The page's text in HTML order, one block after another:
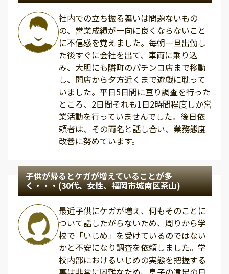
社内での立ち振る舞いは問題ないもの
の、営業成績が一向に良くならないこと
に不信感を覚えました。毎朝一旦出勤し
た後すぐに会社を出て、車両に乗り込
み、大胆にも隣町のパチンコ店まで移動
し、開店から夕方近くまで遊戯に耽って
いました。平日5日間に亘り調査を行った
ところ、2日間それも1日2時間程度しか営
業活動を行っていませんでした。後日依
頼者は、その両名と話し合い、業務態度
改善に努めています。
子供が帰るとケガが増えていることが多
く・・・(30代、女性、福岡市城南区茶山)
最近子供にケガが増え、何もそのことに
ついて話したがらないため、周りから学
校で「いじめ」を受けているのではない
かと不安になり調査を依頼しました。学
校内部におけるいじめの実態を把握する